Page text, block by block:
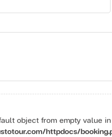
object from empty value in
httpdocs/